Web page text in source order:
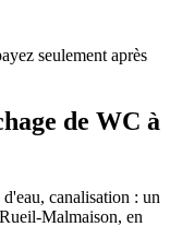
seulement après
de WC à
canalisation : un
Malmaison, en